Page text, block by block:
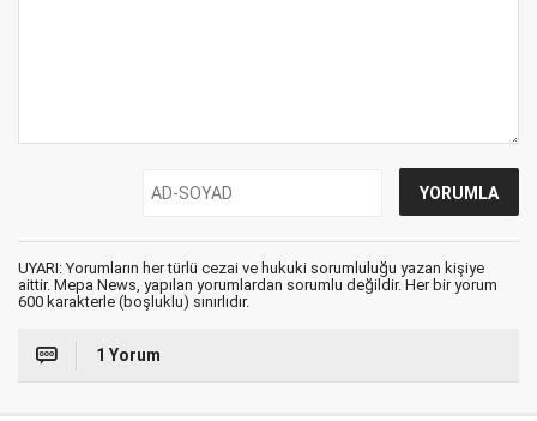
UYARI: Yorumların her türlü cezai ve hukuki sorumluluğu yazan kişiye
aittir. Mepa News, yapılan yorumlardan sorumlu değildir. Her bir yorum
600 karakterle (boşluklu) sınırlıdır.
1 Yorum